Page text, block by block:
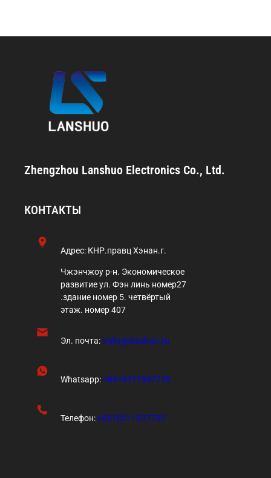
Zhengzhou Lanshuo Electronics Co., Ltd.
КОНТАКТЫ
Адрес: КНР.правц Хэнан.г.
Чжэнчжоу р-н. Экономическое
развитие ул. Фэн линь номер27
.здание номер 5. четвёртый
этаж. номер 407
Эл. почта:Valia@lanshuo.ru
Whatsapp:+8618211997735
Телефон:+8618211997735